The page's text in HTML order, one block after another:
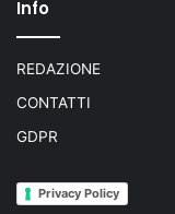
Info
REDAZIONE
CONTATTI
GDPR
Privacy Policy